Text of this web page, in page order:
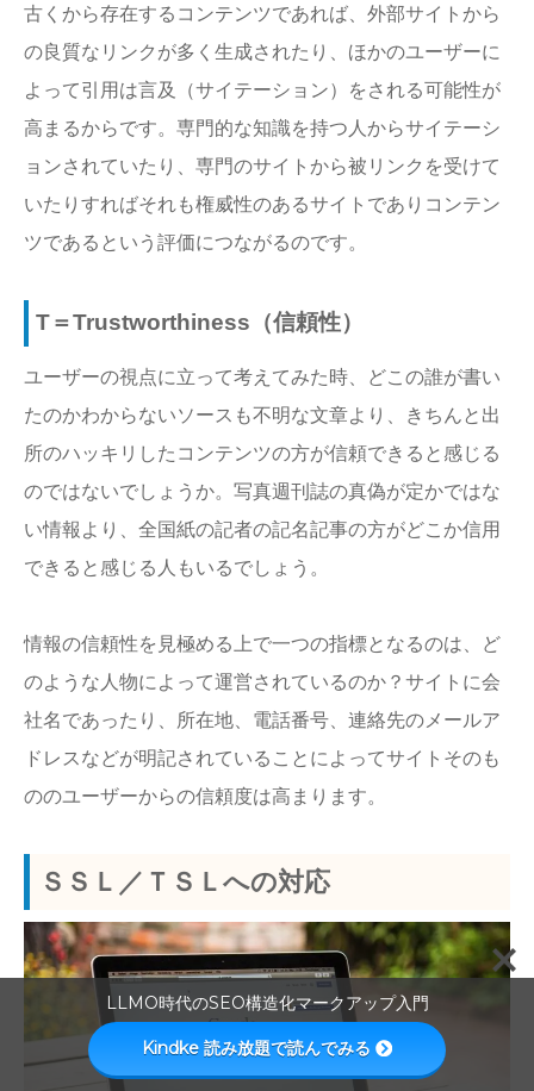
古くから存在するコンテンツであれば、外部サイトから
の良質なリンクが多く生成されたり、ほかのユーザーに
よって引用は言及（サイテーション）をされる可能性が
高まるからです。専門的な知識を持つ人からサイテーシ
ョンされていたり、専門のサイトから被リンクを受けて
いたりすればそれも権威性のあるサイトでありコンテン
ツであるという評価につながるのです。
T＝Trustworthiness（信頼性）
ユーザーの視点に立って考えてみた時、どこの誰が書い
たのかわからないソースも不明な文章より、きちんと出
所のハッキリしたコンテンツの方が信頼できると感じる
のではないでしょうか。写真週刊誌の真偽が定かではな
い情報より、全国紙の記者の記名記事の方がどこか信用
できると感じる人もいるでしょう。
情報の信頼性を見極める上で一つの指標となるのは、ど
のような人物によって運営されているのか？サイトに会
社名であったり、所在地、電話番号、連絡先のメールア
ドレスなどが明記されていることによってサイトそのも
ののユーザーからの信頼度は高まります。
ＳＳＬ／ＴＳＬへの対応
LLMO時代のSEO構造化マークアップ入門
Kindke 読み放題で読んでみる